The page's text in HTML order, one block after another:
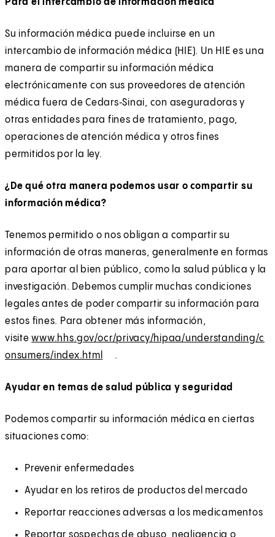
Para el intercambio de información médica
Su información médica puede incluirse en un
intercambio de información médica (HIE). Un HIE es una
manera de compartir su información médica
electrónicamente con sus proveedores de atención
médica fuera de Cedars‑Sinai, con aseguradoras y
otras entidades para fines de tratamiento, pago,
operaciones de atención médica y otros fines
permitidos por la ley.
¿De qué otra manera podemos usar o compartir su
información médica?
Tenemos permitido o nos obligan a compartir su
información de otras maneras, generalmente en formas
para aportar al bien público, como la salud pública y la
investigación. Debemos cumplir muchas condiciones
legales antes de poder compartir su información para
estos fines. Para obtener más información,
visitewww.hhs.gov/ocr/privacy/hipaa/understanding/c
onsumers/index.html
p
n
a
n
e
t
r
.
Ayudar en temas de salud pública y seguridad
Podemos compartir su información médica en ciertas
situaciones como:
Prevenir enfermedades
Ayudar en los retiros de productos del mercado
Reportar reacciones adversas a los medicamentos